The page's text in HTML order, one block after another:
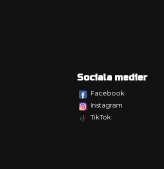
Sociala medier
Facebook
Instagram
TikTok